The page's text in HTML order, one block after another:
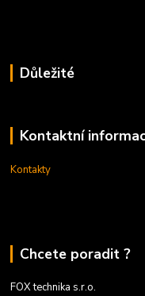
Důležité
Kontaktní
Kontakty
Chcete poradit ?
FOX technika s.r.o.